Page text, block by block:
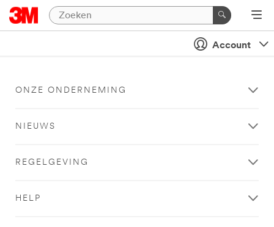
Account
ONZE ONDERNEMING
NIEUWS
REGELGEVING
HELP